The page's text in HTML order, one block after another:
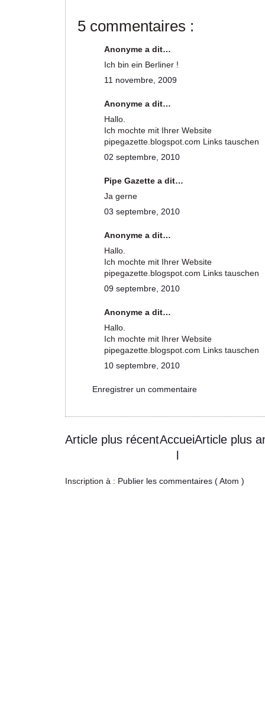
5 commentaires :
Anonyme a dit…
Ich bin ein Berliner !
11 novembre, 2009
Anonyme a dit…
Hallo.
Ich mochte mit Ihrer Website
pipegazette.blogspot.com Links tauschen
02 septembre, 2010
Pipe Gazette a dit…
Ja gerne
03 septembre, 2010
Anonyme a dit…
Hallo.
Ich mochte mit Ihrer Website
pipegazette.blogspot.com Links tauschen
09 septembre, 2010
Anonyme a dit…
Hallo.
Ich mochte mit Ihrer Website
pipegazette.blogspot.com Links tauschen
10 septembre, 2010
Enregistrer un commentaire
Article plus récent Article plus
Accuei
Inscription à : Publier les commentaires ( Atom )